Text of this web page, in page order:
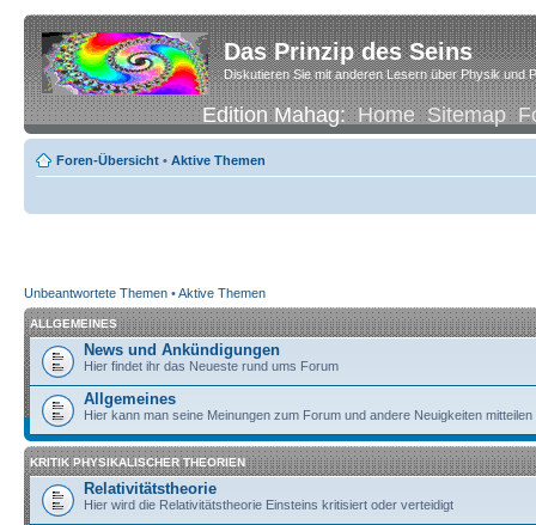
Das Prinzip des Seins
Diskutieren Sie mit anderen Lesern über Physik und
Edition Mahag:Home Sitemap
Foren-Übersicht • Aktive Themen
Unbeantwortete Themen •Aktive Themen
ALLGEMEINES
News und Ankündigungen
Hier findet ihr das Neueste rund ums Forum
Allgemeines
Hier kann man seine Meinungen zum Forum und andere Neuigkeiten mitteilen
KRITIK PHYSIKALISCHER THEORIEN
Relativitätstheorie
Hier wird die Relativitätstheorie Einsteins kritisiert oder verteidigt